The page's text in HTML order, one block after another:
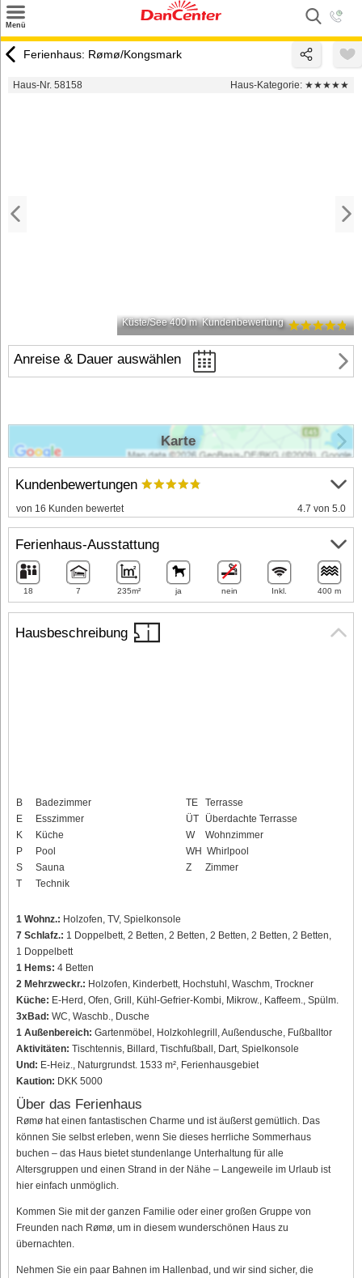
Menü
Urlaubsziele
Ferienhaus: Rømø/Kongsmark
Haus-Nr. 58158 Haus-Kategorie: ★★★★★
Küste/See 400 m Kundenbewertung
Anreise & Dauer auswählen
Hausbeschreibung
B
Badezimmer
E
Esszimmer
K
Küche
P
Pool
S
Sauna
T
Technik
TE
Terrasse
ÜT
Überdachte Terrasse
W
Wohnzimmer
WH Whirlpool
Z
Zimmer
1 Wohnz.: Holzofen, TV, Spielkonsole
7 Schlafz.: 1 Doppelbett, 2 Betten, 2 Betten, 2 Betten, 2 Betten, 2 Betten,
1 Doppelbett
1 Hems: 4 Betten
2 Mehrzweckr.: Holzofen, Kinderbett, Hochstuhl, Waschm, Trockner
Küche: E-Herd, Ofen, Grill, Kühl-Gefrier-Kombi, Mikrow., Kaffeem., Spülm.
3xBad: WC, Waschb., Dusche
1 Außenbereich: Gartenmöbel, Holzkohlegrill, Außendusche, Fußballtor
Aktivitäten: Tischtennis, Billard, Tischfußball, Dart, Spielkonsole
Und: E-Heiz., Naturgrundst. 1533 m², Ferienhausgebiet
Kaution: DKK 5000
Über das Ferienhaus
Rømø hat einen fantastischen Charme und ist äußerst gemütlich. Das
können Sie selbst erleben, wenn Sie dieses herrliche Sommerhaus
buchen – das Haus bietet stundenlange Unterhaltung für alle
Altersgruppen und einen Strand in der Nähe – Langeweile im Urlaub ist
hier einfach unmöglich.
Kommen Sie mit der ganzen Familie oder einer großen Gruppe von
Freunden nach Rømø, um in diesem wunderschönen Haus zu
übernachten.
Nehmen Sie ein paar Bahnen im Hallenbad, und wir sind sicher, die
Kundenbewertungen
von 16 Kunden bewertet 4.7 von 5.0
Ferienhaus-Ausstattung
18 7 235m² ja nein Inkl. 400 m
Karte